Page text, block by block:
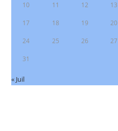
10 11 12 13
17 18 19 20
24 25 26 27
31
« Juil